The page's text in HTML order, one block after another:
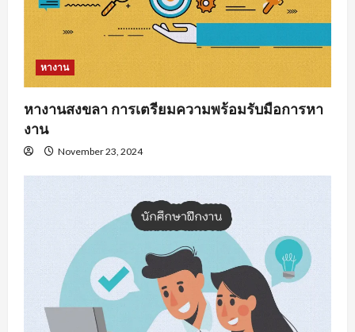
หางาน
หางานสงขลา การเตรียมความพร้อมรับมือการหา
งาน
November 23, 2024